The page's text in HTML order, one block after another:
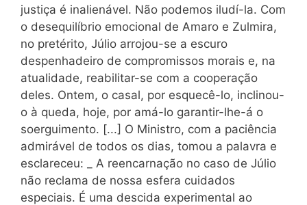
justiça é inalienável. Não podemos iludí-la. Com
o desequilíbrio emocional de Amaro e Zulmira,
no pretérito, Júlio arrojou-se a escuro
despenhadeiro de compromissos morais e, na
atualidade, reabilitar-se com a cooperação
deles. Ontem, o casal, por esquecê-lo, inclinou-
o à queda, hoje, por amá-lo garantir-lhe-á o
soerguimento. [...] O Ministro, com a paciência
admirável de todos os dias, tomou a palavra e
esclareceu: _ A reencarnação no caso de Júlio
não reclama de nossa esfera cuidados
especiais. É uma descida experimental ao